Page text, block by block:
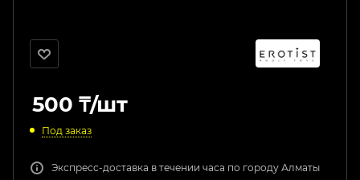
500 ₸/шт
Под заказ
Экспресс-доставка в течении часа по городу Алматы